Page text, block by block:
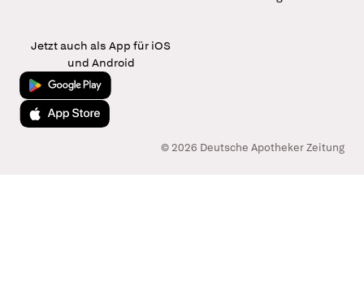
Jetzt auch als App für iOS
und Android
Jetzt bei Google Play
Laden im App Store
© 2026 Deutsche Apotheker Zeitung